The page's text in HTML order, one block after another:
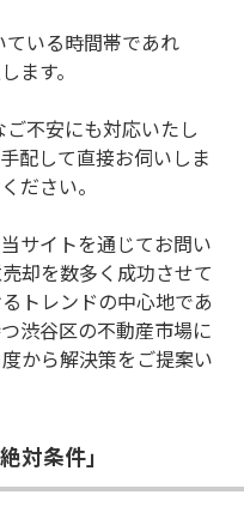
ている時間帯であれ
ます。
不安にも対応いたし
配して直接お伺いしま
ださい。
サイトを通じてお問い
却を数多く成功させて
トレンドの中心地であ
渋谷区の不動産市場に
から解決策をご提案い
対条件」